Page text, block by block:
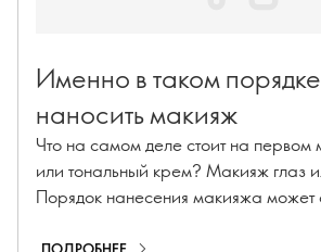
Именно в таком
наносить макияж
Что на самом деле стоит на первом
или тональный крем? Макияж глаз
Порядок нанесения макияжа может